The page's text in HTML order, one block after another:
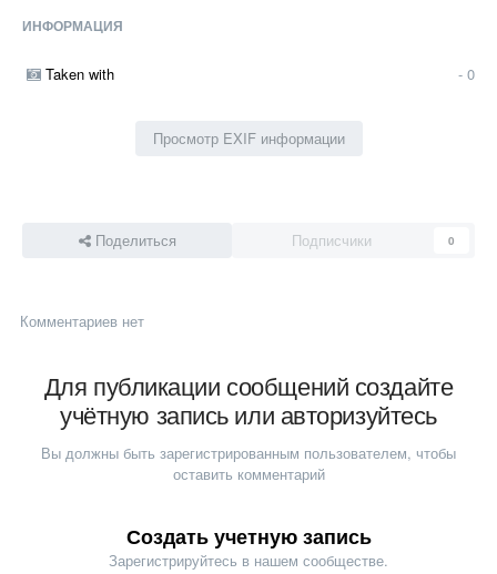
ИНФОРМАЦИЯ
Taken with - 0
Просмотр EXIF информации
Поделиться Подписчики 0
Комментариев нет
Для публикации сообщений создайте
учётную запись или авторизуйтесь
Вы должны быть зарегистрированным пользователем, чтобы
оставить комментарий
Создать учетную запись
Зарегистрируйтесь в нашем сообществе.